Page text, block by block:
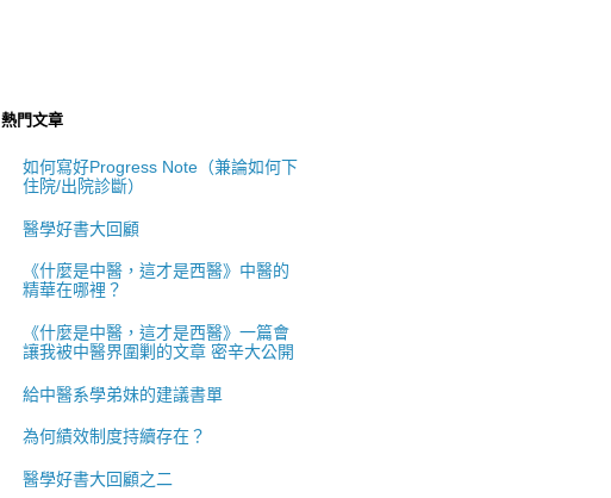
熱門文章
如何寫好Progress Note（兼論如何下
住院/出院診斷）
醫學好書大回顧
《什麼是中醫，這才是西醫》中醫的
精華在哪裡？
《什麼是中醫，這才是西醫》一篇會
讓我被中醫界圍剿的文章 密辛大公開
給中醫系學弟妹的建議書單
為何績效制度持續存在？
醫學好書大回顧之二